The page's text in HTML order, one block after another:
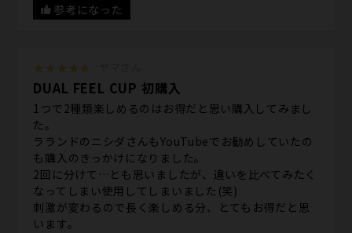
参考になった
DUAL FEEL CUP 初購入
1つで2種類楽しめるのはお得だと思い購入してみまし
た。
ラランドのニシダさんもYouTubeでお勧めしていたの
も購入のきっかけになりました。
2回に分けて…とも思いましたが、違いを比べてみたく
なってしまい使用してしまいました(笑)
刺激が変わるので長く楽しめる分、とてもお得だと思
います。